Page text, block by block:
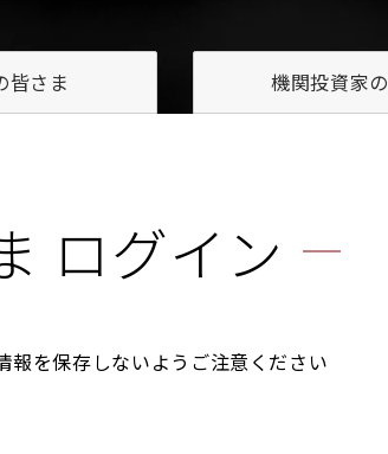
皆さま 機関投資家の
ログイン
を保存しないようご注意ください